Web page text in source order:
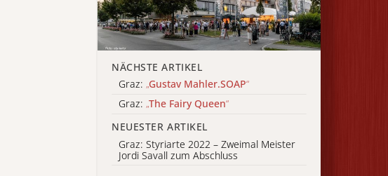
NÄCHSTE ARTIKEL
Graz: „Gustav Mahler.SOAP“
Graz: „The Fairy Queen“
NEUESTER ARTIKEL
Graz: Styriarte 2022 – Zweimal Meister
Jordi Savall zum Abschluss